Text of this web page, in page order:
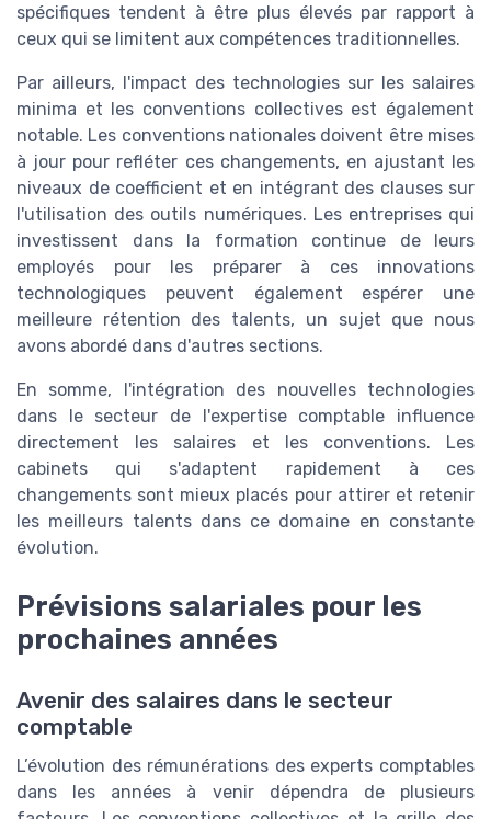
spécifiques tendent à être plus élevés par rapport à
ceux qui se limitent aux compétences traditionnelles.
Par ailleurs, l'impact des technologies sur les salaires
minima et les conventions collectives est également
notable. Les conventions nationales doivent être mises
à jour pour refléter ces changements, en ajustant les
niveaux de coefficient et en intégrant des clauses sur
l'utilisation des outils numériques. Les entreprises qui
investissent dans la formation continue de leurs
employés pour les préparer à ces innovations
technologiques peuvent également espérer une
meilleure rétention des talents, un sujet que nous
avons abordé dans d'autres sections.
En somme, l'intégration des nouvelles technologies
dans le secteur de l'expertise comptable influence
directement les salaires et les conventions. Les
cabinets qui s'adaptent rapidement à ces
changements sont mieux placés pour attirer et retenir
les meilleurs talents dans ce domaine en constante
évolution.
Prévisions salariales pour les
prochaines années
Avenir des salaires dans le secteur
comptable
L’évolution des rémunérations des experts comptables
dans les années à venir dépendra de plusieurs